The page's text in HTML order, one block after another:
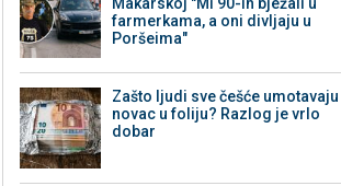
Makarskoj "Mi 90-ih bježali u
farmerkama, a oni divljaju u
Poršeima"
Zašto ljudi sve češće umotavaju
novac u foliju? Razlog je vrlo
dobar